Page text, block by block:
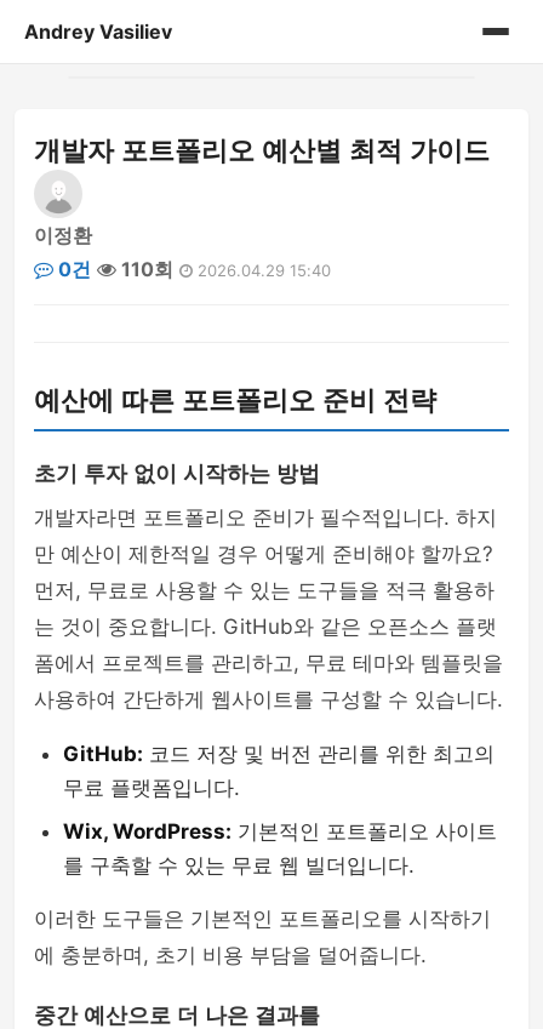
Andrey Vasiliev
andrey-vasiliev
books
drugoe
linux
no-sql
php
개발자 포트폴리오 예산별 최적 가이드
이정환
0건
110회 2026.04.29 15:40
예산에 따른 포트폴리오 준비 전략
초기 투자 없이 시작하는 방법
개발자라면 포트폴리오 준비가 필수적입니다. 하지
만 예산이 제한적일 경우 어떻게 준비해야 할까요?
먼저, 무료로 사용할 수 있는 도구들을 적극 활용하
는 것이 중요합니다. GitHub와 같은 오픈소스 플랫
폼에서 프로젝트를 관리하고, 무료 테마와 템플릿을
사용하여 간단하게 웹사이트를 구성할 수 있습니다.
GitHub: 코드 저장 및 버전 관리를 위한 최고의
무료 플랫폼입니다.
Wix, WordPress: 기본적인 포트폴리오 사이트
를 구축할 수 있는 무료 웹 빌더입니다.
이러한 도구들은 기본적인 포트폴리오를 시작하기
에 충분하며, 초기 비용 부담을 덜어줍니다.
중간 예산으로 더 나은 결과를